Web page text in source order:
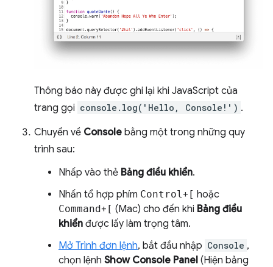
Thông báo này được ghi lại khi JavaScript của
trang gọi console.log('Hello, Console!') .
Chuyển về Console bằng một trong những quy
trình sau:
Nhấp vào thẻ Bảng điều khiển.
Nhấn tổ hợp phím Control+ [ hoặc
Command+ [ (Mac) cho đến khi Bảng điều
khiển được lấy làm trọng tâm.
Mở Trình đơn lệnh, bắt đầu nhập Console ,
chọn lệnh Show Console Panel (Hiện bảng